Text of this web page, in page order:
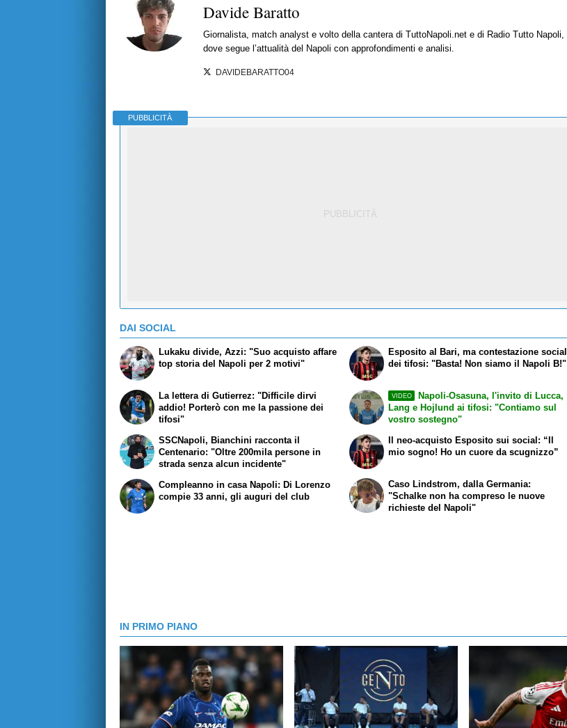
Davide Baratto
Giornalista, match analyst e volto della cantera di TuttoNapoli.net e di Radio Tutto Napoli,
dove segue l’attualità del Napoli con approfondimenti e analisi.
DAVIDEBARATTO04
PUBBLICITÀ
DAI SOCIAL
Lukaku divide, Azzi: "Suo acquisto affare
top storia del Napoli per 2 motivi"
La lettera di Gutierrez: "Difficile dirvi
addio! Porterò con me la passione dei
tifosi"
Esposito al Bari, ma contestazione social
dei tifosi: "Basta! Non siamo il Napoli B!"
VIDEO
Napoli-Osasuna, l'invito di Lucca,
Lang e Hojlund ai tifosi: "Contiamo sul
vostro sostegno"
SSCNapoli, Bianchini racconta il
Centenario: "Oltre 200mila persone in
strada senza alcun incidente"
Compleanno in casa Napoli: Di Lorenzo
compie 33 anni, gli auguri del club
Il neo-acquisto Esposito sui social: “Il
mio sogno! Ho un cuore da scugnizzo”
Caso Lindstrom, dalla Germania:
"Schalke non ha compreso le nuove
richieste del Napoli"
IN PRIMO PIANO